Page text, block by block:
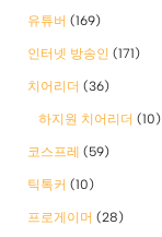
유튜버 (169)
인터넷 방송인 (171)
치어리더 (36)
하지원 치어리더 (10)
코스프레 (59)
틱톡커 (10)
프로게이머 (28)